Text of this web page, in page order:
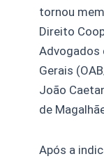
tornou
Direito
Advogados
Gerais
João
de
Após a